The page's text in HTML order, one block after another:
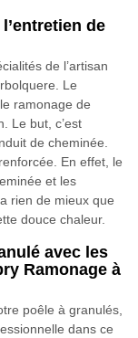
de
de l’artisan
Le
ramonage de
Le but, c’est
de cheminée.
En effet, le
et les
rien de mieux que
douce chaleur.
avec les
Ramonage à
poêle à granulés,
dans ce